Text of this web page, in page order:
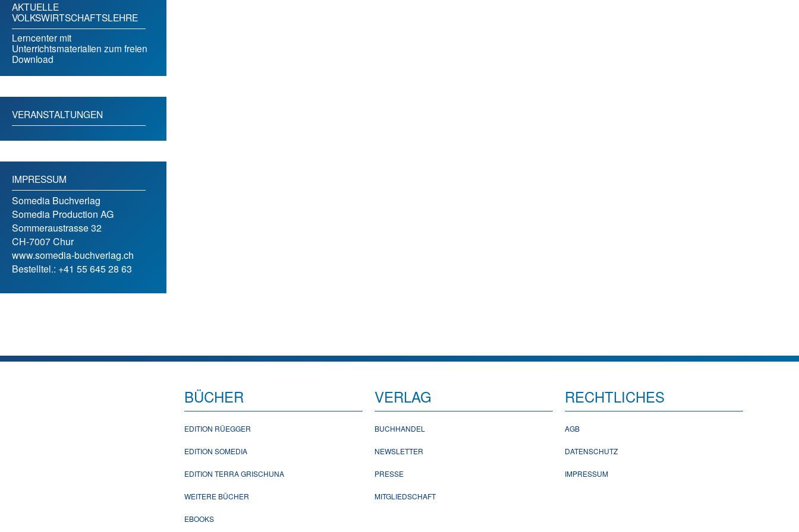
AKTUELLE
VOLKSWIRTSCHAFTSLEHRE
Lerncenter mit
Unterrichtsmaterialien zum freien
Download
VERANSTALTUNGEN
IMPRESSUM
Somedia Buchverlag
Somedia Production AG
Sommeraustrasse 32
CH-7007 Chur
www.somedia-buchverlag.ch
Bestelltel.: +41 55 645 28 63
BÜCHER
EDITION RÜEGGER
EDITION SOMEDIA
EDITION TERRA GRISCHUNA
WEITERE BÜCHER
EBOOKS
VERLAG
BUCHHANDEL
NEWSLETTER
PRESSE
MITGLIEDSCHAFT
RECHTLICHES
AGB
DATENSCHUTZ
IMPRESSUM